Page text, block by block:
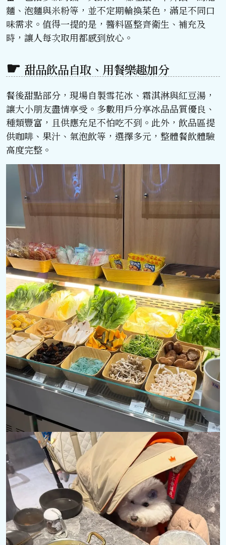
麵、泡麵與米粉等，並不定期輪換菜色，滿足不同口
味需求。值得一提的是，醬料區整齊衛生、補充及
時，讓人每次取用都感到放心。
甜品飲品自取、用餐樂趣加分
餐後甜點部分，現場自製雪花冰、霜淇淋與紅豆湯，
讓大小朋友盡情享受。多數用戶分享冰品品質優良、
種類豐富，且供應充足不怕吃不到。此外，飲品區提
供咖啡、果汁、氣泡飲等，選擇多元，整體餐飲體驗
高度完整。